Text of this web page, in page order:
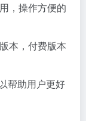
，操作方便的
本，付费版本
帮助用户更好